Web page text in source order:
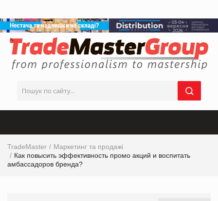
TradeMaster
Маркетинг та продажі
Как повысить эффективность промо акций и воспитать
амбассадоров бренда?